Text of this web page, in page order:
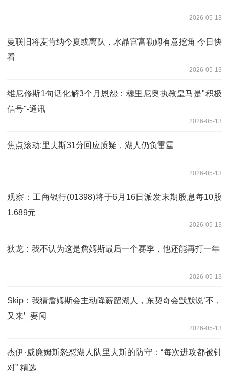
2026-05-13
曼联旧将麦肯纳今夏或离队，水晶宫富勒姆有意挖角 今日快
看
2026-05-13
维尼修斯1句话化解3个月恩怨：穆里尼奥执教皇马是"积极
信号"-通讯
2026-05-13
焦点滚动:里夫斯31分回应质疑，湖人仍负雷霆
2026-05-13
观察：工商银行(01398)将于6月16日派发末期股息每10股
1.689元
2026-05-13
狄龙：我不认为这是詹姆斯最后一个赛季，他还能再打一年
2026-05-13
Skip：我猜詹姆斯会主动降薪留湖人，东契奇会默默说‘不，
又来’_要闻
2026-05-13
杰伊·威廉姆斯怒怼湖人队里夫斯的防守：“每次进攻都被针
对” 精选